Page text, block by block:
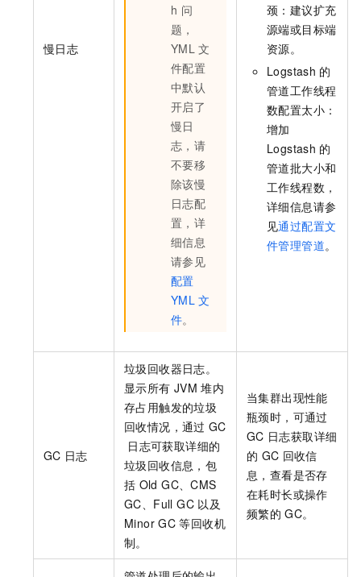
慢日志
h 问
题，
YML 文
件配置
中默认
开启了
慢日
志，请
不要移
除该慢
日志配
置，详
细信息
请参见
配置
YML 文
件。
颈：建议扩充
源端或目标端
资源。
Logstash 的
管道工作线程
数配置太小：
增加
Logstash 的
管道批大小和
工作线程数，
详细信息请参
见通过配置文
件管理管道。
GC 日志
垃圾回收器日志。
显示所有 JVM 堆内
存占用触发的垃圾
回收情况，通过 GC
日志可获取详细的
垃圾回收信息，包
括 Old GC、CMS
GC、Full GC 以及
Minor GC 等回收机
制。
当集群出现性能
瓶颈时，可通过
GC 日志获取详细
的 GC 回收信
息，查看是否存
在耗时长或操作
频繁的 GC。